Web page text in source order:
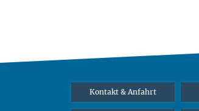
Kontakt & Anfahrt